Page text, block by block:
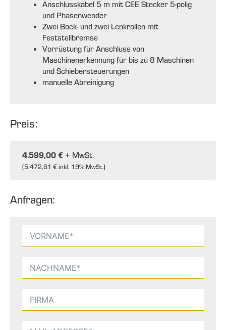
Anschlusskabel 5 m mit CEE Stecker 5-polig
und Phasenwender
Zwei Bock- und zwei Lenkrollen mit
Feststellbremse
Vorrüstung für Anschluss von
Maschinenerkennung für bis zu 8 Maschinen
und Schiebersteuerungen
manuelle Abreinigung
Preis:
4.599,00 € + MwSt.
(5.472,81 €inkl. 19% MwSt.)
Anfragen: